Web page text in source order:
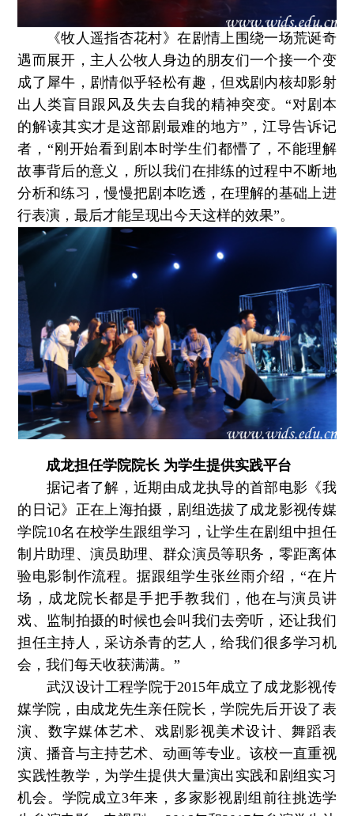
《牧人遥指杏花村》在剧情上围绕一场荒诞奇
遇而展开，主人公牧人身边的朋友们一个接一个变
成了犀牛，剧情似乎轻松有趣，但戏剧内核却影射
出人类盲目跟风及失去自我的精神突变。“对剧本
的解读其实才是这部剧最难的地方”，江导告诉记
者，“刚开始看到剧本时学生们都懵了，不能理解
故事背后的意义，所以我们在排练的过程中不断地
分析和练习，慢慢把剧本吃透，在理解的基础上进
行表演，最后才能呈现出今天这样的效果”。
成龙担任学院院长 为学生提供实践平台
据记者了解，近期由成龙执导的首部电影《我
的日记》正在上海拍摄，剧组选拔了成龙影视传媒
学院10名在校学生跟组学习，让学生在剧组中担任
制片助理、演员助理、群众演员等职务，零距离体
验电影制作流程。据跟组学生张丝雨介绍，“在片
场，成龙院长都是手把手教我们，他在与演员讲
戏、监制拍摄的时候也会叫我们去旁听，还让我们
担任主持人，采访杀青的艺人，给我们很多学习机
会，我们每天收获满满。”
武汉设计工程学院于2015年成立了成龙影视传
媒学院，由成龙先生亲任院长，学院先后开设了表
演、数字媒体艺术、戏剧影视美术设计、舞蹈表
演、播音与主持艺术、动画等专业。该校一直重视
实践性教学，为学生提供大量演出实践和剧组实习
机会。学院成立3年来，多家影视剧组前往挑选学